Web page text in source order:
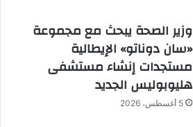
وزير الصحة يبحث مع مجموعة
«سان دوناتو» الإيطالية
مستجدات إنشاء مستشفى
هليوبوليس الجديد
5 أغسطس، 2026